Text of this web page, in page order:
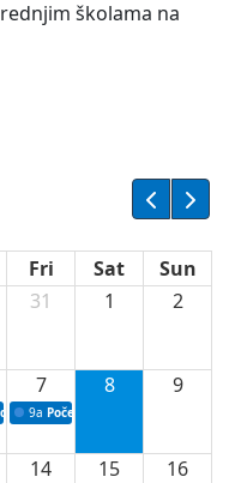
školama na
Fri Sat
Sun
sa neprofitnim
31 1 2
o stipendijama za
razvoju vodne infrastrukture u
7
9a Početak izgradnje nove
8 9
14 15 16